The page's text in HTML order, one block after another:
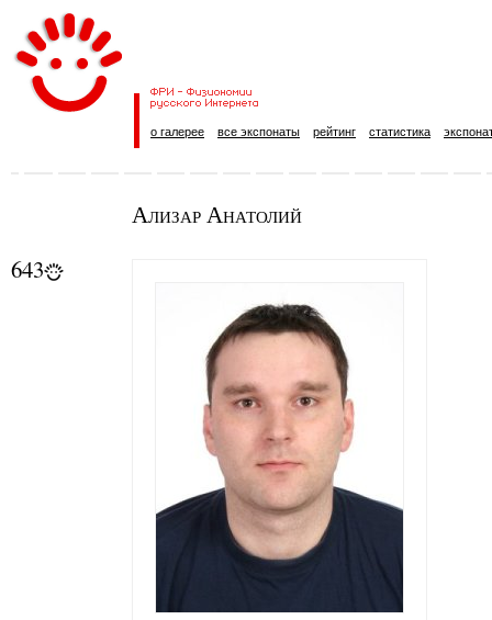
о галерее все экспонаты рейтинг статистика
Ализар Анатолий
643